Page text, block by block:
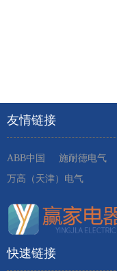
友情链接
ABB中国 施耐德电气
万高（天津）电气
快速链接